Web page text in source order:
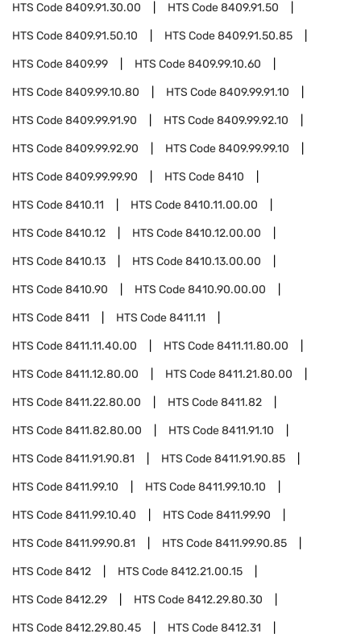
HTS Code8409.91.30.00 HTS Code8409.91.50
HTS Code8409.91.50.10 HTS Code8409.91.50.85
HTS Code8409.99 HTS Code8409.99.10.60
HTS Code8409.99.10.80 HTS Code8409.99.91.10
HTS Code8409.99.91.90 HTS Code8409.99.92.10
HTS Code8409.99.92.90 HTS Code8409.99.99.10
HTS Code8409.99.99.90 HTS Code8410
HTS Code8410.11 HTS Code8410.11.00.00
HTS Code8410.12 HTS Code8410.12.00.00
HTS Code8410.13 HTS Code8410.13.00.00
HTS Code8410.90 HTS Code8410.90.00.00
HTS Code8411 HTS Code8411.11
HTS Code8411.11.40.00 HTS Code8411.11.80.00
HTS Code8411.12.80.00 HTS Code8411.21.80.00
HTS Code8411.22.80.00 HTS Code8411.82
HTS Code8411.82.80.00 HTS Code8411.91.10
HTS Code8411.91.90.81 HTS Code8411.91.90.85
HTS Code8411.99.10 HTS Code8411.99.10.10
HTS Code8411.99.10.40 HTS Code8411.99.90
HTS Code8411.99.90.81 HTS Code8411.99.90.85
HTS Code8412 HTS Code8412.21.00.15
HTS Code8412.29 HTS Code8412.29.80.30
HTS Code8412.29.80.45 HTS Code8412.31